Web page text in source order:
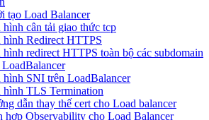
tạo Load Balancer
hình cân tải giao thức tcp
hình Redirect HTTPS
hình redirect HTTPS toàn bộ các subdomain
LoadBalancer
hình SNI trên LoadBalancer
hình TLS Termination
dẫn thay thế cert cho Load balancer
hợp Observability cho Load Balancer